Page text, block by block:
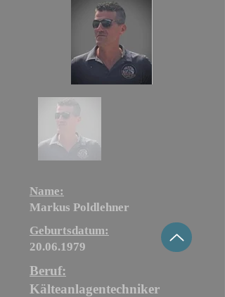
Name:
Markus Poldlehner
Geburtsdatum:
20.06.1979
Beruf:
Kälteanlagentechniker